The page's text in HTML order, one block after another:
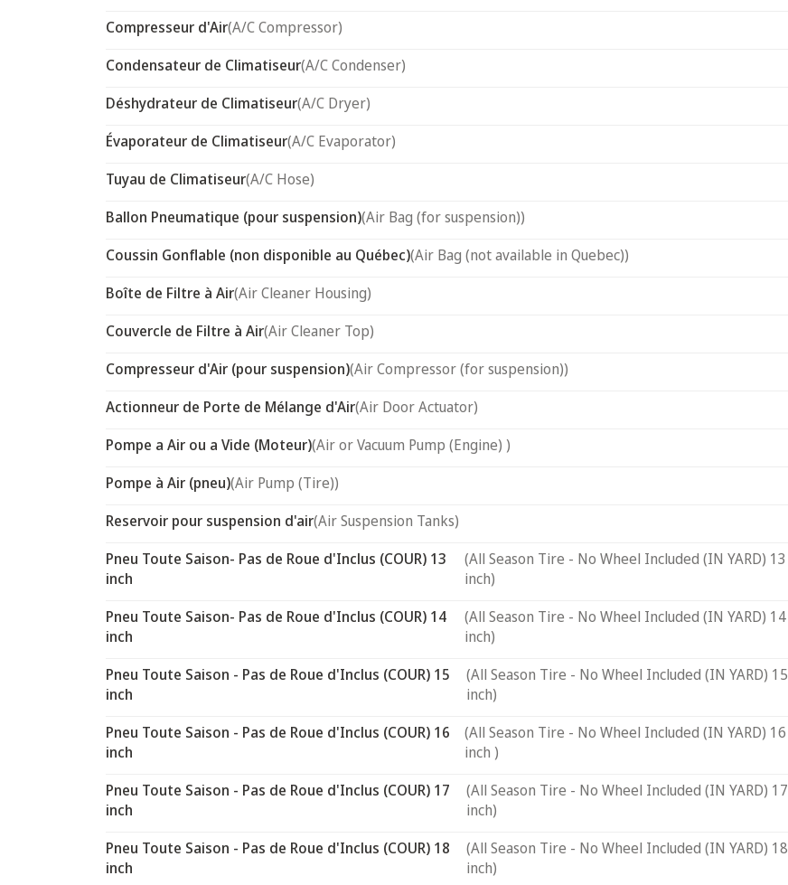
Compresseur d'Air(A/C Compressor)
Condensateur de Climatiseur(A/C Condenser)
Déshydrateur de Climatiseur(A/C Dryer)
Évaporateur de Climatiseur(A/C Evaporator)
Tuyau de Climatiseur(A/C Hose)
Ballon Pneumatique (pour suspension)(Air Bag (for suspension))
Coussin Gonflable (non disponible au Québec)(Air Bag (not available in Quebec))
Boîte de Filtre à Air(Air Cleaner Housing)
Couvercle de Filtre à Air(Air Cleaner Top)
Compresseur d'Air (pour suspension)(Air Compressor (for suspension))
Actionneur de Porte de Mélange d'Air(Air Door Actuator)
Pompe a Air ou a Vide (Moteur)(Air or Vacuum Pump (Engine) )
Pompe à Air (pneu)(Air Pump (Tire))
Reservoir pour suspension d'air(Air Suspension Tanks)
Pneu Toute Saison- Pas de Roue d'Inclus (COUR) 13
inch
(All Season Tire - No Wheel Included (IN YARD) 13
inch)
Pneu Toute Saison- Pas de Roue d'Inclus (COUR) 14
inch
(All Season Tire - No Wheel Included (IN YARD) 14
inch)
Pneu Toute Saison - Pas de Roue d'Inclus (COUR) 15
inch
(All Season Tire - No Wheel Included (IN YARD) 15
inch)
Pneu Toute Saison - Pas de Roue d'Inclus (COUR) 16
inch
(All Season Tire - No Wheel Included (IN YARD) 16
inch )
Pneu Toute Saison - Pas de Roue d'Inclus (COUR) 17
inch
(All Season Tire - No Wheel Included (IN YARD) 17
inch)
Pneu Toute Saison - Pas de Roue d'Inclus (COUR) 18
inch
(All Season Tire - No Wheel Included (IN YARD) 18
inch)